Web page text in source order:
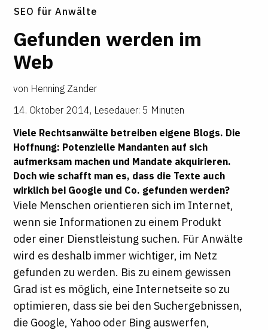
SEO für Anwälte
Gefunden werden im
Web
von Henning Zander
14. Oktober 2014, Lesedauer: 5 Minuten
Viele Rechtsanwälte betreiben eigene Blogs. Die
Hoffnung: Potenzielle Mandanten auf sich
aufmerksam machen und Mandate akquirieren.
Doch wie schafft man es, dass die Texte auch
wirklich bei Google und Co. gefunden werden?
Viele Menschen orientieren sich im Internet,
wenn sie Informationen zu einem Produkt
oder einer Dienstleistung suchen. Für Anwälte
wird es deshalb immer wichtiger, im Netz
gefunden zu werden. Bis zu einem gewissen
Grad ist es möglich, eine Internetseite so zu
optimieren, dass sie bei den Suchergebnissen,
die Google, Yahoo oder Bing auswerfen,